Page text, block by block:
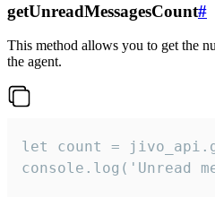
getUnreadMessagesCount#
This method allows you to get the
the agent.
let count =
console.log('Unread